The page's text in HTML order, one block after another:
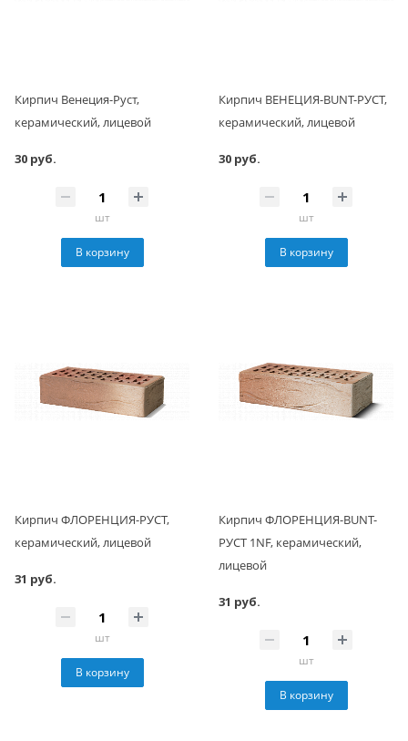
Кирпич Венеция-Руст,
керамический, лицевой
30 руб.
шт
В корзину
Кирпич ВЕНЕЦИЯ-BUNT-РУСТ,
керамический, лицевой
30 руб.
шт
В корзину
Кирпич ФЛОРЕНЦИЯ-РУСТ,
керамический, лицевой
31 руб.
шт
В корзину
Кирпич ФЛОРЕНЦИЯ-BUNT-
РУСТ 1NF, керамический,
лицевой
31 руб.
шт
В корзину